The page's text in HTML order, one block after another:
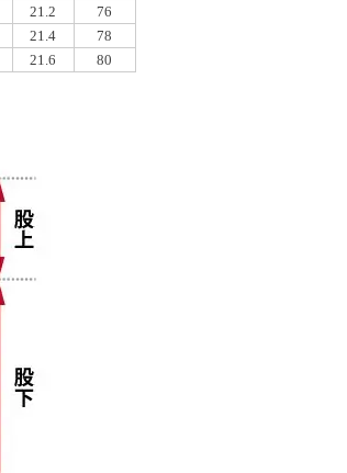
21.2
76
21.4
78
21.6 80